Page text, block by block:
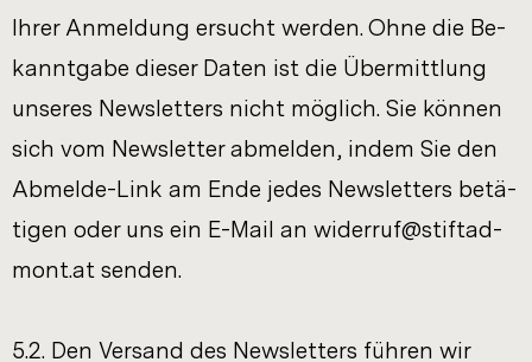
Ihrer An­mel­dung er­sucht wer­den. Ohne die Be­
kannt­ga­be die­ser Daten ist die Über­mitt­lung
un­se­res News­let­ters nicht mög­lich. Sie kön­nen
sich vom News­let­ter ab­mel­den, indem Sie den
Abmelde-​Link am Ende jedes News­let­ters be­tä­
ti­gen oder uns ein E-​Mail an wi­der­ruf@stift­ad­
mont.at sen­den.
5.2. Den Ver­sand des News­let­ters füh­ren wir